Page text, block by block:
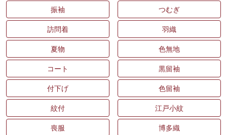
振袖 つむぎ
訪問着 羽織
夏物 色無地
コート 黒留袖
付下げ 色留袖
紋付 江戸小紋
喪服 博多織